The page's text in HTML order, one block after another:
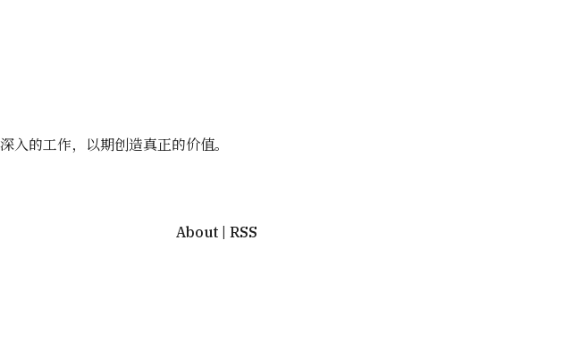
入的工作，以期创造真正的价值。
About | RSS